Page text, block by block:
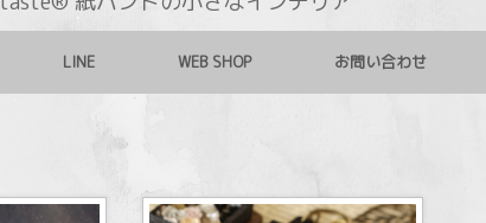
LINE WEB SHOP お問い合わせ